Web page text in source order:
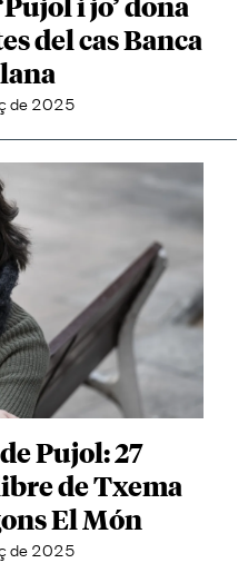
del cas Banca
de 2025
Pujol: 27
de Txema
El Món
de 2025